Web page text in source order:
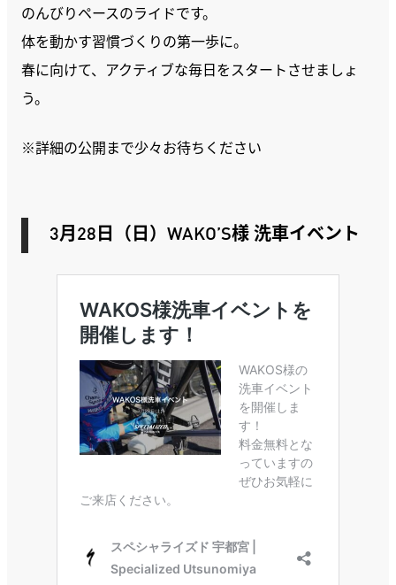
のんびりペースのライドです。
体を動かす習慣づくりの第一歩に。
春に向けて、アクティブな毎日をスタートさせましょ
う。
※詳細の公開まで少々お待ちください
3月28日（日） WAKO’S様 洗車イベント